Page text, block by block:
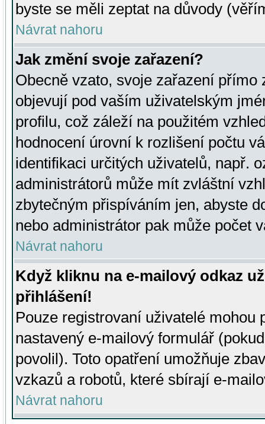
byste se měli zeptat na důvody
Návrat nahoru
Jak změní svoje zařazení?
Obecně vzato, svoje zařazení přímo
objevují pod vaším uživatelským
profilu, což záleží na použitém
hodnocení úrovní k rozlišení počtu
identifikaci určitých uživatelů, např.
administrátorů může mít zvláštní
zbytečným přispíváním jen, abyste
nebo administrátor pak může počet
Návrat nahoru
Když kliknu na e-mailový odkaz
přihlášení!
Pouze registrovaní uživatelé mohou
nastavený e-mailový formulář
povolil). Toto opatření umožňuje
vzkazů a robotů, které sbírají e-
Návrat nahoru